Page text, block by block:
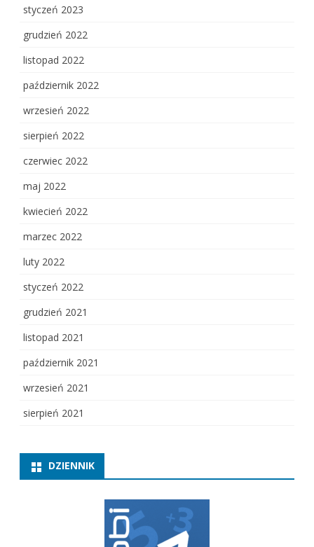
styczeń 2023
grudzień 2022
listopad 2022
październik 2022
wrzesień 2022
sierpień 2022
czerwiec 2022
maj 2022
kwiecień 2022
marzec 2022
luty 2022
styczeń 2022
grudzień 2021
listopad 2021
październik 2021
wrzesień 2021
sierpień 2021
DZIENNIK